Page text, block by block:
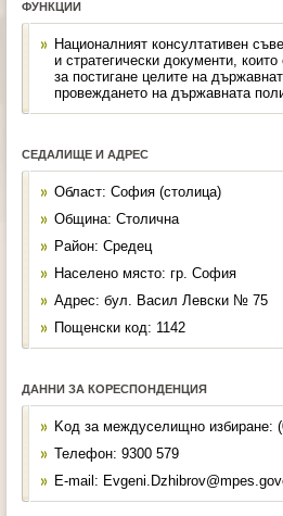
ФУНКЦИИ
Националният консултативен
и стратегически документи,
за постигане целите на
провеждането на държавната
СЕДАЛИЩЕ И АДРЕС
Област: София (столица)
Община: Столична
Район: Средец
Населено място: гр. София
Адрес: бул. Васил Левски № 75
Пощенски код: 1142
ДАННИ ЗА КОРЕСПОНДЕНЦИЯ
Kод за междуселищно избиране:
Телефон: 9300 579
Е-mail: